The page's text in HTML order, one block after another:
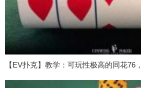
【EV扑克】教学：可玩性极高的同花76